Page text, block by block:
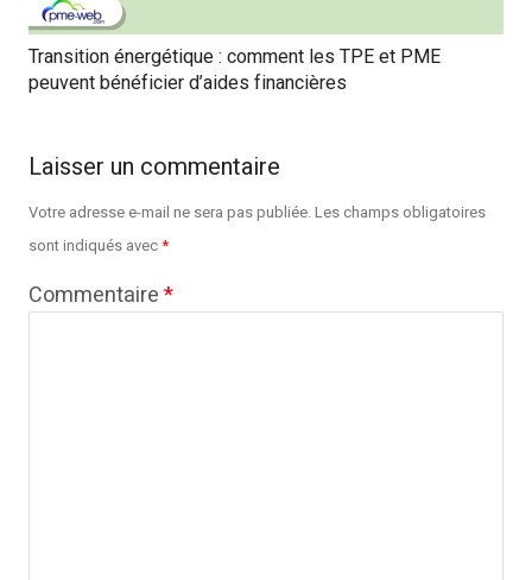
Transition énergétique : comment les TPE et PME
peuvent bénéficier d’aides financières
Laisser un commentaire
Votre adresse e-mail ne sera pas publiée.Les champs obligatoires
sont indiqués avec*
Commentaire*